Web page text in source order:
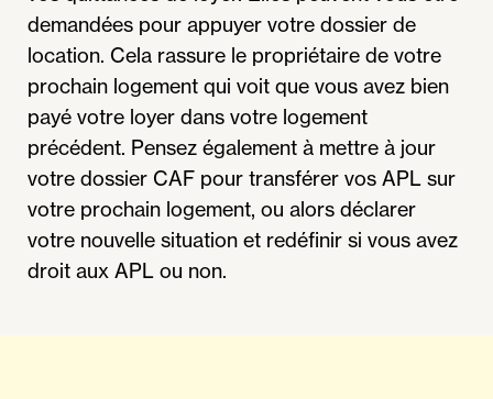
demandées pour appuyer votre dossier de
location. Cela rassure le propriétaire de votre
prochain logement qui voit que vous avez bien
payé votre loyer dans votre logement
précédent. Pensez également à mettre à jour
votre dossier CAF pour transférer vos APL sur
votre prochain logement, ou alors déclarer
votre nouvelle situation et redéfinir si vous avez
droit aux APL ou non.